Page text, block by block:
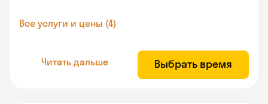
Все услуги и цены (4)
Читать дальше Выбрать время